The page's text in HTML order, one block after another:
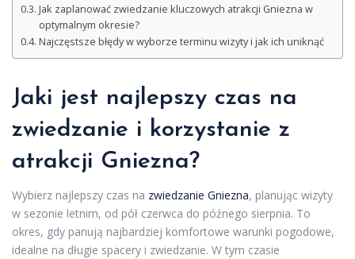
Jak zaplanować zwiedzanie kluczowych atrakcji Gniezna w
optymalnym okresie?
Najczęstsze błędy w wyborze terminu wizyty i jak ich uniknąć
Jaki jest najlepszy czas na
zwiedzanie i korzystanie z
atrakcji Gniezna?
Wybierz najlepszy czas na zwiedzanie Gniezna, planując wizyty
w sezonie letnim, od pół czerwca do późnego sierpnia. To
okres, gdy panują najbardziej komfortowe warunki pogodowe,
idealne na długie spacery i zwiedzanie. W tym czasie